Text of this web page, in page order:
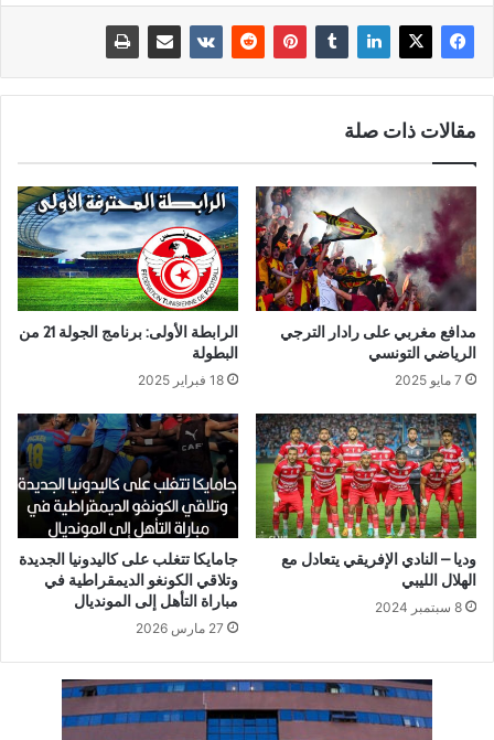
مقالات ذات صلة
مدافع مغربي على رادار الترجي
الرياضي التونسي
7 مايو 2025
الرابطة الأولى: برنامج الجولة 21 من
البطولة
18 فبراير 2025
وديا – النادي الإفريقي يتعادل مع
الهلال الليبي
8 سبتمبر 2024
جامايكا تتغلب على كاليدونيا الجديدة
وتلاقي الكونغو الديمقراطية في
مباراة التأهل إلى المونديال
27 مارس 2026